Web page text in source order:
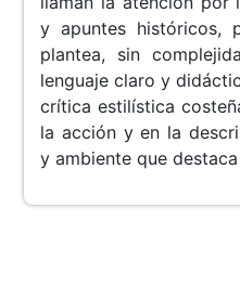
y apuntes históricos,
plantea, sin
lenguaje claro y
crítica estilística
la acción y en la
y ambiente que